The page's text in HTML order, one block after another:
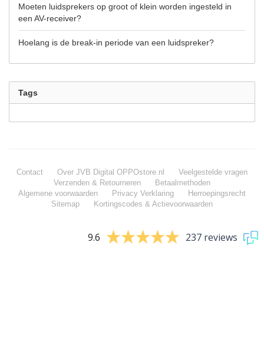
Moeten luidsprekers op groot of klein worden ingesteld in
een AV-receiver?
Hoelang is de break-in periode van een luidspreker?
Tags
Contact Over JVB Digital OPPOstore.nl
Veelgestelde vragen
Verzenden & Retourneren
Betaalmethoden
Algemene voorwaarden
Privacy Verklaring
Herroepingsrecht
Sitemap
Kortingscodes & Actievoorwaarden
9.6 237 reviews